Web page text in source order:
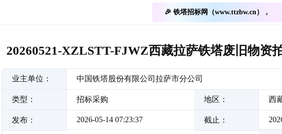
🎉 铁塔招标网（www.ttzbw.cn），
20260521-XZLSTT-FJWZ西藏拉萨铁塔废旧物资
业主单位： 中国铁塔股份有限公司拉萨市分公司
类型： 招标采购 地区： 西
发布： 2026-05-14 07:23:37 截止：